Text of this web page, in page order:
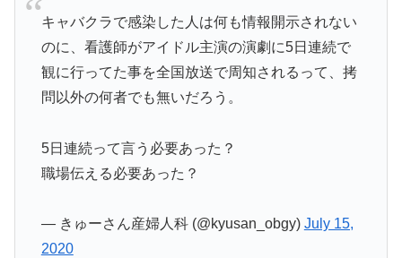
キャバクラで感染した人は何も情報開示されない
のに、看護師がアイドル主演の演劇に5日連続で
観に行ってた事を全国放送で周知されるって、拷
問以外の何者でも無いだろう。
5日連続って言う必要あった？
職場伝える必要あった？
— きゅーさん産婦人科 (@kyusan_obgy) July 15,
2020